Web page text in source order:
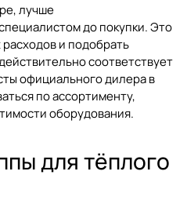
лучше
до покупки. Это
и подобрать
соответствует
официального дилера в
по ассортименту,
оборудования.
для тёплого